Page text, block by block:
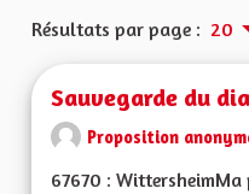
Résultats par page : 20
Sauvegarde du
Proposition
67670 :